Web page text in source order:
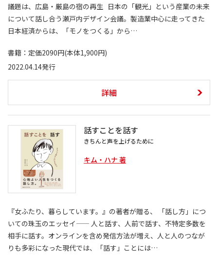
議題は、広島・厳島の宿の再生 日本の「観光」という産業の未来
について話し合う瀬戸内デザイン会議。製造業中心に走ってきた
日本経済からは、「モノをつくる」から…
書籍：定価2090円(本体1,900円)
2022.04.14発行
詳細
話すことを話す
きちんと声を上げるために
キム・ハナ 著
『女ふたり、暮らしています。』の著者が贈る、 「話し方」につ
いての珠玉のエッセイ—— 人と話す、人前で話す、不特定多数を
相手に話す。オンラインを含め発信方法が増え、人と人のつなが
りも多彩になった現代では、「話す」ことには…